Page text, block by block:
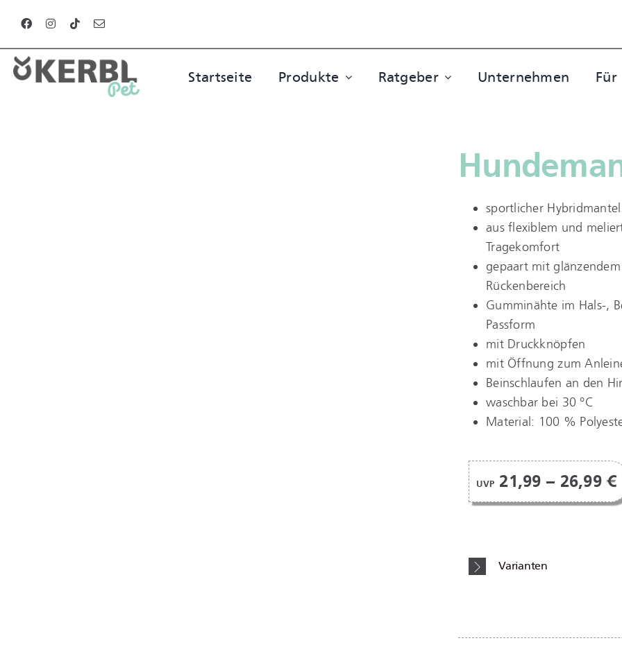
Inhalt
springen
Startseite Produkte Ratgeber Unternehmen Für
sportlicher
aus flexiblem und
Tragekomfort
gepaart mit
Rückenbereich
Gumminähte im Hals-,
Passform
mit Druckknöpfen
mit Öffnung zum
Beinschlaufen an den
waschbar bei 30 °C
Material: 100 %
UVP 21,99 – 26,99 €
Varianten